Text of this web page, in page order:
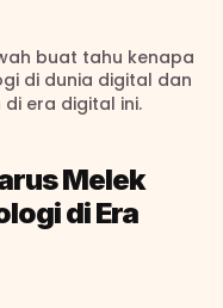
buat tahu kenapa
di dunia digital dan
era digital ini.
Melek
di Era